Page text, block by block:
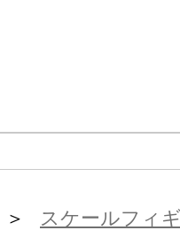
＞ スケールフィ